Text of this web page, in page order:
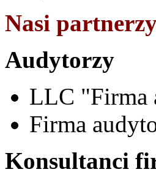
Nasi
Audytorzy
LLC "Firma
Firma
Konsultanci